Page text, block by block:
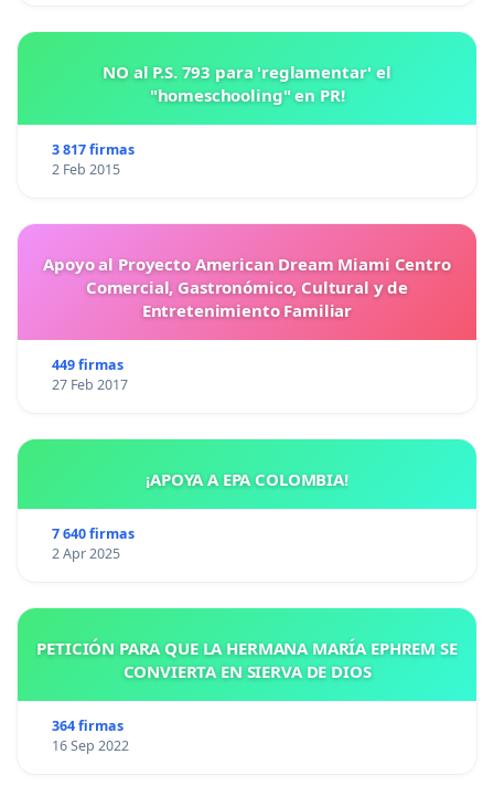
NO al P.S. 793 para 'reglamentar' el
"homeschooling" en PR!
3 817 firmas
2 Feb 2015
Apoyo al Proyecto American Dream Miami Centro
Comercial, Gastronómico, Cultural y de
Entretenimiento Familiar
449 firmas
27 Feb 2017
¡APOYA A EPA COLOMBIA!
7 640 firmas
2 Apr 2025
PETICIÓN PARA QUE LA HERMANA MARÍA EPHREM SE
CONVIERTA EN SIERVA DE DIOS
364 firmas
16 Sep 2022